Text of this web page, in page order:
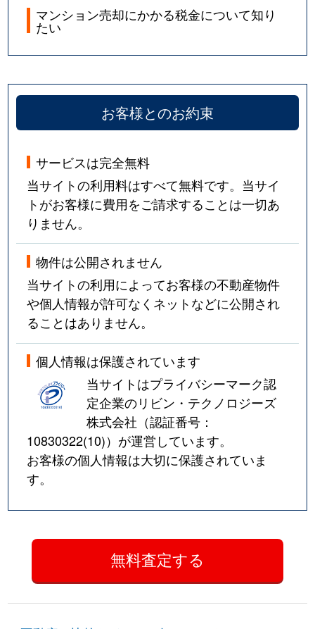
マンション売却にかかる税金について知り
たい
お客様とのお約束
サービスは完全無料
当サイトの利用料はすべて無料です。当サイ
トがお客様に費用をご請求することは一切あ
りません。
物件は公開されません
当サイトの利用によってお客様の不動産物件
や個人情報が許可なくネットなどに公開され
ることはありません。
個人情報は保護されています
当サイトはプライバシーマーク認
定企業のリビン・テクノロジーズ
株式会社（認証番号：
10830322(10)）が運営しています。
お客様の個人情報は大切に保護されていま
す。